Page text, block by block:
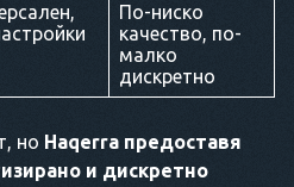
По-ниско
качество, по-
малко
дискретно
но Haqerra предоставя
и дискретно